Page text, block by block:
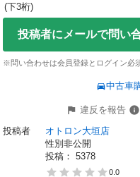
(下3桁)
投稿者にメールで問い
※問い合わせは会員登録とログイン必
中古車
違反を報告
投稿者
オトロン大垣店
性別非公開
投稿： 5378
0.0